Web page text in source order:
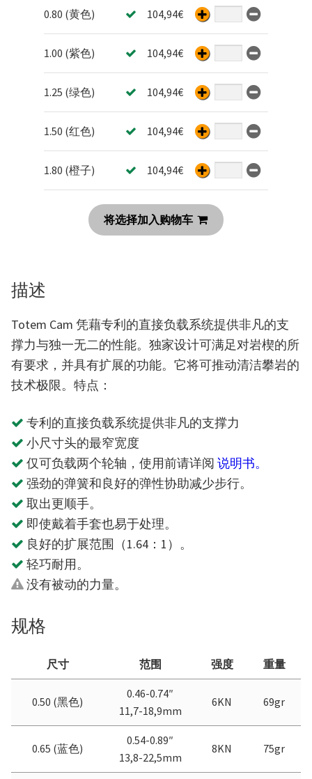
0.80 (黄色) 104,94€
1.00 (紫色) 104,94€
1.25 (绿色) 104,94€
1.50 (红色) 104,94€
1.80 (橙子) 104,94€
将选择加入购物车
描述
Totem Cam 凭藉专利的直接负载系统提供非凡的支
撑力与独一无二的性能。独家设计可满足对岩楔的所
有要求，并具有扩展的功能。它将可推动清洁攀岩的
技术极限。特点：
专利的直接负载系统提供非凡的支撑力
小尺寸头的最窄宽度
仅可负载两个轮轴，使用前请详阅 说明书。
强劲的弹簧和良好的弹性协助减少步行。
取出更顺手。
即使戴着手套也易于处理。
良好的扩展范围（1.64：1）。
轻巧耐用。
没有被动的力量。
规格
尺寸 范围 强度 重量
0.50 (黑色)
0.46-0.74″
11,7-18,9mm
6KN 69gr
0.65 (蓝色)
0.54-0.89″
13,8-22,5mm
8KN 75gr